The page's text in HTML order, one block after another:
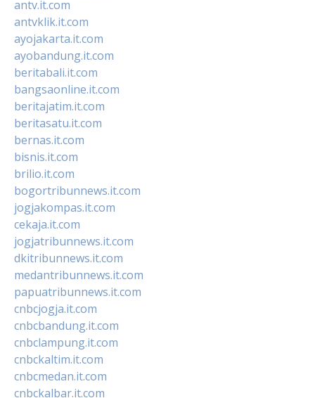
antv.it.com
antvklik.it.com
ayojakarta.it.com
ayobandung.it.com
beritabali.it.com
bangsaonline.it.com
beritajatim.it.com
beritasatu.it.com
bernas.it.com
bisnis.it.com
brilio.it.com
bogortribunnews.it.com
jogjakompas.it.com
cekaja.it.com
jogjatribunnews.it.com
dkitribunnews.it.com
medantribunnews.it.com
papuatribunnews.it.com
cnbcjogja.it.com
cnbcbandung.it.com
cnbclampung.it.com
cnbckaltim.it.com
cnbcmedan.it.com
cnbckalbar.it.com